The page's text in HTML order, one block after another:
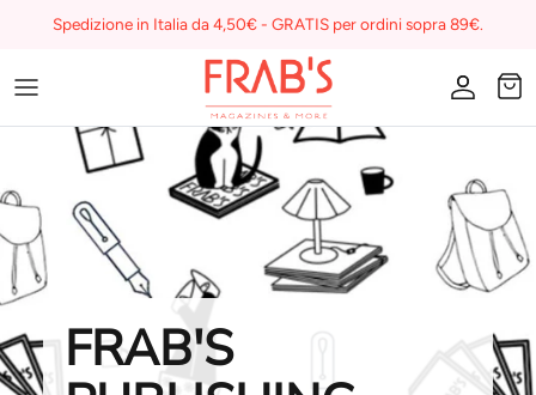
Spedizione in Italia da 4,50€ - GRATIS per ordini sopra 89€.
Magazines
Buono regalo
I miei preferiti su Frab's
FRAB'S